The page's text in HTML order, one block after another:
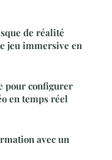
de réalité
jeu immersive en
pour configurer
en temps réel
avec un